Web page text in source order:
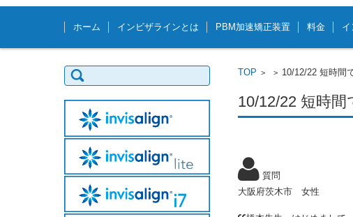
コンテンツに移動
ホーム
インビザラインとは PBM加速矯正装置 料金 イ
TOP > > 10/12/22 短時間
10/12/22 短時
質問
大阪府茨木市 女性
検
索: